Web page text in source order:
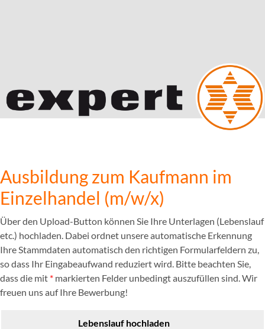
Ausbildung zum Kaufmann im
Einzelhandel (m/w/x)
Über den Upload-Button können Sie Ihre Unterlagen (Lebenslauf
etc.) hochladen. Dabei ordnet unsere automatische Erkennung
Ihre Stammdaten automatisch den richtigen Formularfeldern zu,
so dass Ihr Eingabeaufwand reduziert wird. Bitte beachten Sie,
dass die mit * markierten Felder unbedingt auszufüllen sind. Wir
freuen uns auf Ihre Bewerbung!
Lebenslauf hochladen